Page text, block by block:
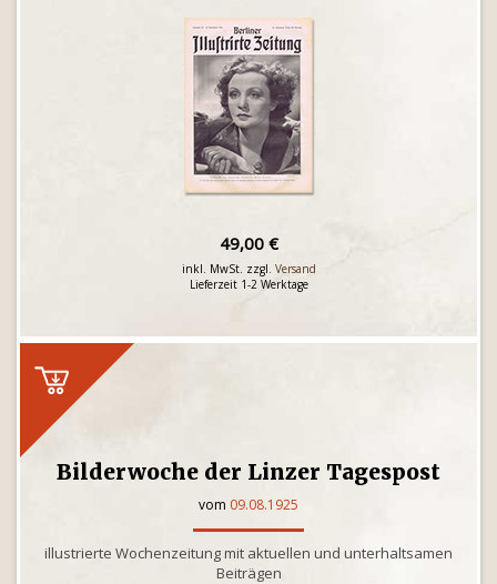
49,00 €
inkl. MwSt. zzgl. Versand
Lieferzeit 1-2 Werktage
Bilderwoche der Linzer Tagespost
vom 09.08.1925
illustrierte Wochenzeitung mit aktuellen und unterhaltsamen
Beiträgen